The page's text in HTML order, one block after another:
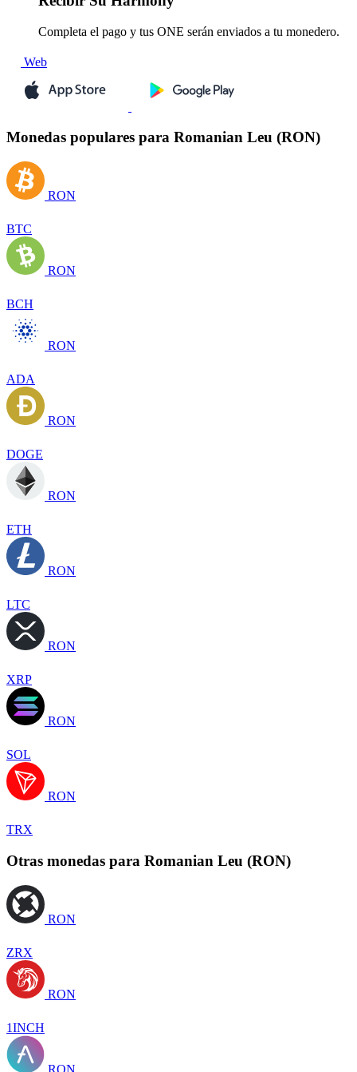
Completa el pago y tus ONE serán enviados a tu monedero.
Web
Monedas populares para Romanian Leu (RON)
RON
BTC
RON
BCH
RON
ADA
RON
DOGE
RON
ETH
RON
LTC
RON
XRP
RON
SOL
RON
TRX
Otras monedas para Romanian Leu (RON)
RON
ZRX
RON
1INCH
RON